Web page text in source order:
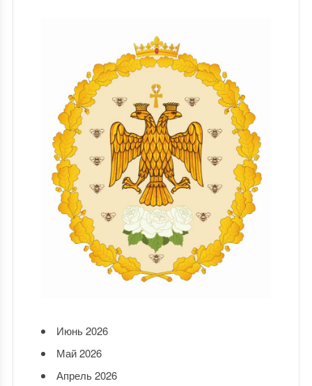
Июнь 2026
Май 2026
Апрель 2026